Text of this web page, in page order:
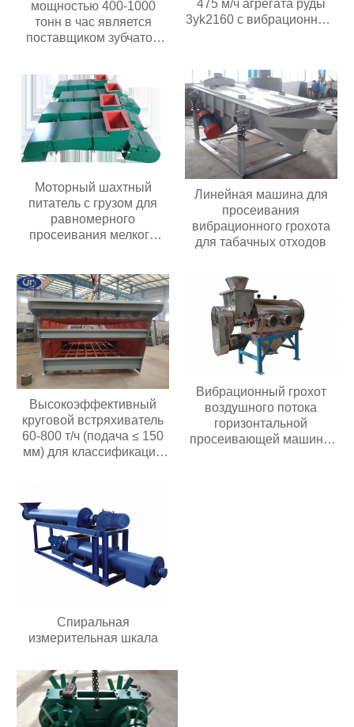
мощностью 400-1000
тонн в час является
поставщиком зубчатой
475 м/ч агрегата руды
3yk2160 с вибрационным
двигателя 30 кВт с 3
палубами
Моторный шахтный
питатель с грузом для
равномерного
просеивания мелкого
оборудование
Линейная машина для
просеивания
вибрационного грохота
для табачных отходов
Высокоэффективный
круговой встряхиватель
60-800 т/ч (подача ≤ 150
мм) для классификации
Вибрационный грохот
воздушного потока
горизонтальной
просеивающей машины
Спиральная
измерительная шкала